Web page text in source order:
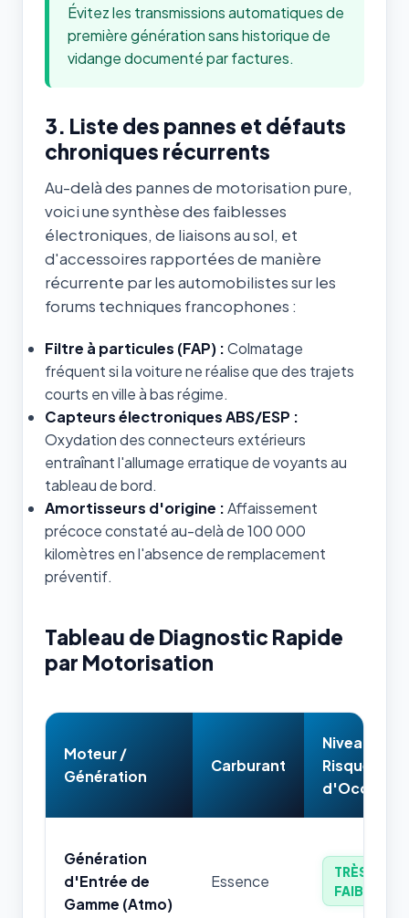
Évitez les transmissions automatiques de
première génération sans historique de
vidange documenté par factures.
3. Liste des pannes et défauts
chroniques récurrents
Au-delà des pannes de motorisation pure,
voici une synthèse des faiblesses
électroniques, de liaisons au sol, et
d'accessoires rapportées de manière
récurrente par les automobilistes sur les
forums techniques francophones :
Filtre à particules (FAP) :Colmatage
fréquent si la voiture ne réalise que des trajets
courts en ville à bas régime.
Capteurs électroniques ABS/ESP :
Oxydation des connecteurs extérieurs
entraînant l'allumage erratique de voyants au
tableau de bord.
Amortisseurs d'origine :Affaissement
précoce constaté au-delà de 100 000
kilomètres en l'absence de remplacement
préventif.
Tableau de Diagnostic Rapide
par Motorisation
Moteur /
Génération
Carburant
Niveau de
Risque
d'Occasion
Génération
d'Entrée de
Gamme (Atmo)
Essence
TRÈS
FAIBLE